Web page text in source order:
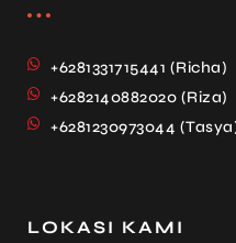
+6281331715441 (Richa)
+6282140882020 (Riza)
+6281230973044
LOKASI KAMI